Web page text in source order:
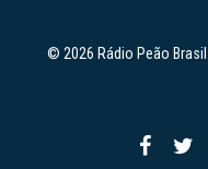
© 2026 Rádio Peão Brasil